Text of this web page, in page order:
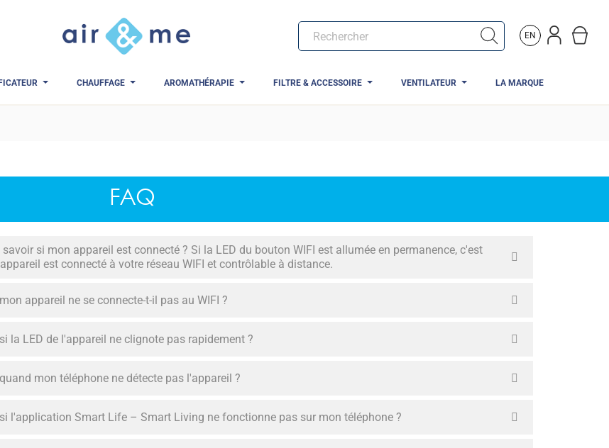
EN
CHAUFFAGE AROMATHÉRAPIE FILTRE & ACCESSOIRE VENTILATEUR LA MARQUE
FAQ
si mon appareil est connecté ? Si la LED du bouton WIFI est allumée en permanence, c'est
est connecté à votre réseau WIFI et contrôlable à distance.
appareil ne se connecte-t-il pas au WIFI ?
la LED de l'appareil ne clignote pas rapidement ?
mon téléphone ne détecte pas l'appareil ?
l'application Smart Life – Smart Living ne fonctionne pas sur mon téléphone ?